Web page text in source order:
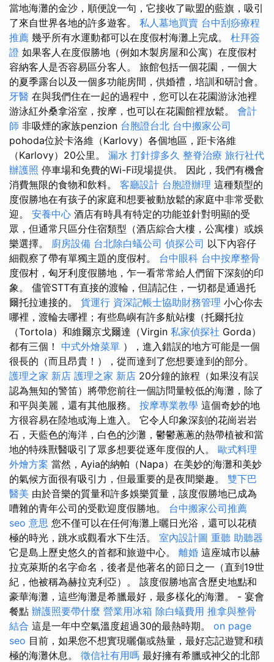
當地海灘的金沙，順便說一句，它接收了歐盟的藍旗，吸引
了來自世界各地的許多遊客。 私人墓地買賣 台中刮痧療程
推薦 幾乎所有水運動都可以在度假村海灘上完成。 杜拜簽
證 如果客人在度假勝地（例如木製房屋和公寓）在度假村
容納客人是否容易區分客人。 旅館包括一個花園，一個大
的夏季露台以及一個多功能房間，供婚禮，培訓和研討會。
牙醫 在與我們住在一起的過程中，您可以在花園游泳池裡
游泳紅外桑拿浴室，按摩，也可以在花園館裡放鬆。 會計
師 非吸煙的家族penzion 台胞證台北 台中搬家公司
pohoda位於卡洛維（Karlovy）各個地區，距卡洛維
（Karlovy）20公里。 漏水 打針撐多久 整脊治療 旅行社代
辦護照 停車場和免費的Wi-Fi現場提供。 因此，我們有機會
消費無限的食物和飲料。 客廳設計 台胞證辦理 這種類型的
度假勝地在有孩子的家庭和想要被動放鬆的家庭中非常受歡
迎。 安養中心 酒店有時具有特定的功能並針對明顯的受
眾，但通常只區分住宿類型（酒店綜合大樓，公寓樓）或娛
樂選擇。 廚房設備 台北除白蟻公司 偵探公司 以下內容仔
細觀察了帶有單獨主題的度假村。 台中眼科 台中按摩整骨
度假村，匈牙利度假勝地，乍一看常常給人們留下深刻的印
象。 儘管STT有直接的渡輪，但請記住，一切都是通過托
爾托拉連接的。 貨運行 資深記帳士協助財務管理 小心你去
哪裡，渡輪去哪裡；有些島嶼有許多航站樓（托爾托拉
（Tortola）和維爾京戈爾達（Virgin 私家偵探社 Gorda）
都有三個！ 中式外燴菜單 ），進入錯誤的地方可能是一個
很長的（而且昂貴！），從而達到了您想要達到的部分。
護理之家 新店 護理之家 新店 20分鐘的旅程（如果沒有誤
認為無知的警笛）將帶您前往一個訪問量較低的海灘，除了
和平與美麗，還有其他服務。 按摩專業教學 這個奇妙的地
方很容易在陸地或海上進入。 它令人印象深刻的花崗岩岩
石，天藍色的海洋，白色的沙灘，鬱鬱蔥蔥的熱帶植被和當
地的特殊獸醫吸引了眾多想要從逐年度假的人。 歐式料理
外燴方案 當然，Ayia的納帕（Napa）在美妙的海灘和美妙
的氣候方面很有吸引力，但最重要的是夜間樂趣。 雙下巴
醫美 由於音樂的質量和許多娛樂質量，該度假勝地已成為
嘈雜的青年公司的受歡迎度假勝地。 台中搬家公司推薦
seo 意思 您不僅可以在任何海灘上曬日光浴，還可以花積
極的時光，跳水或觀看水下生活。 室內設計圖 重聽 助聽器
它是島上歷史悠久的首都和旅遊中心。 離婚 這座城市以赫
拉克萊斯的名字命名，後者是他著名的節日之一（直到19世
紀，他被稱為赫拉克利亞）。 該度假勝地富含歷史地點和
豪華海灘，這些海灘是希臘最好，最多樣化的海灘。 - 宴會
餐點 辦護照要帶什麼 營業用冰箱 除白蟻費用 推拿與整骨
結合 這是一年中空氣溫度超過30的最熱時期。 on page
seo 目前，如果您不想實現曬傷或熱量，最好忘記遊覽和積
極的海灘休息。 徵信社有用嗎 最好擁有希臘或神父的北部